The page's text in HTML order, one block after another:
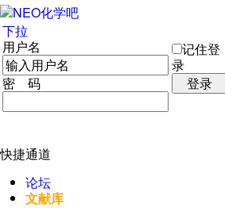
下拉
用户名
密 码
记住登
录
登录
快捷通道
论坛
文献库